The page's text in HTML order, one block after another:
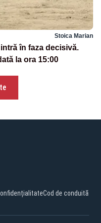
Stoica Marian
în faza decisivă.
la ora 15:00
Cod de conduită